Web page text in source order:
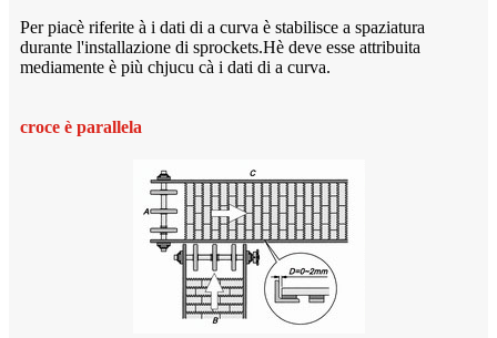
Per piacè riferite à i dati di a curva è stabilisce a spaziatura
durante l'installazione di sprockets.Hè deve esse attribuita
mediamente è più chjucu cà i dati di a curva.
croce è parallela